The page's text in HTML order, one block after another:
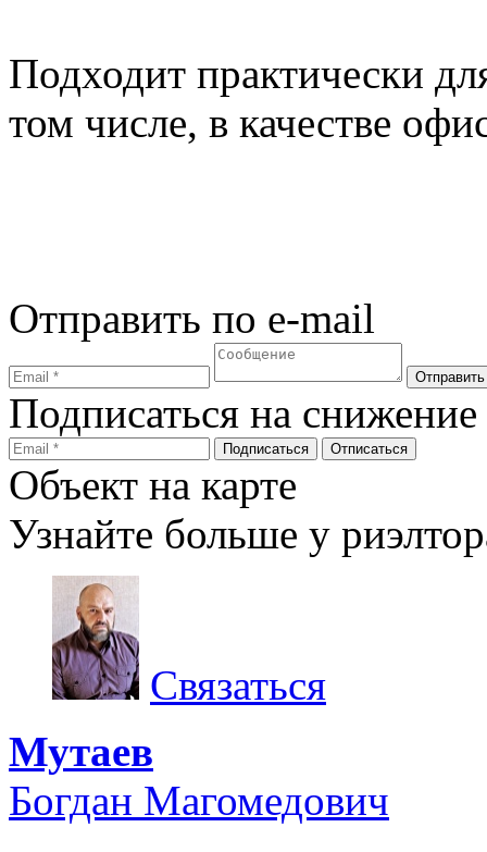
Подходит практически
том числе, в качестве
Отправить по e-mail
Подписаться на
Объект на карте
Узнайте больше у
Связаться
Мутаев
Богдан Магомедович